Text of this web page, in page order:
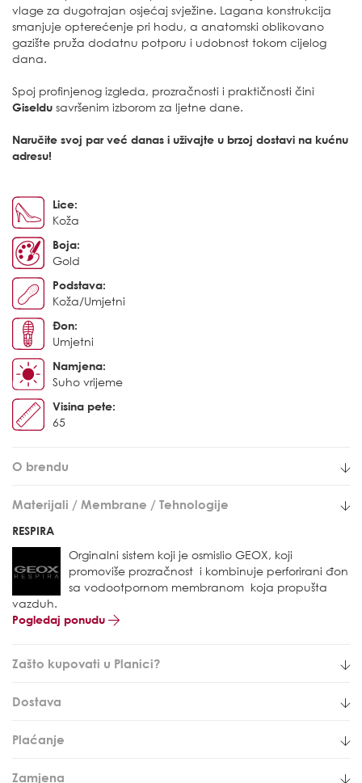
vlage za dugotrajan osjećaj svježine. Lagana konstrukcija
smanjuje opterećenje pri hodu, a anatomski oblikovano
gazište pruža dodatnu potporu i udobnost tokom cijelog
dana.
Spoj profinjenog izgleda, prozračnosti i praktičnosti čini
Giseldu savršenim izborom za ljetne dane.
Naručite svoj par već danas i uživajte u brzoj dostavi na kućnu
adresu!
Lice:
Koža
Boja:
Gold
Podstava:
Koža/Umjetni
Đon:
Umjetni
Namjena:
Suho vrijeme
Visina pete:
65
O brendu
Materijali / Membrane / Tehnologije
RESPIRA
Orginalni sistem koji je osmislio GEOX, koji
promoviše prozračnost i kombinuje perforirani đon
sa vodootpornom membranom koja propušta
vazduh.
Pogledaj ponudu
Zašto kupovati u Planici?
Dostava
Plaćanje
Zamjena